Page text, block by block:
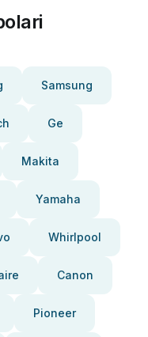
Samsung
Ge
Makita
Yamaha
Whirlpool
Canon
Pioneer